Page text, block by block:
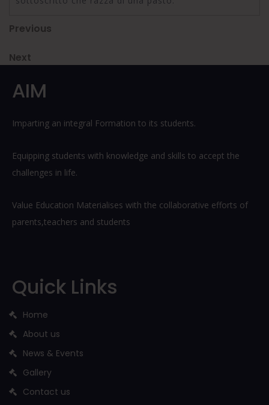
Post
navigation
Previous
Previous
Next
Next
AIM
Imparting an integral Formation to its students.
Equipping students with knowledge and skills to accept the
challenges in life.
Value Education Materialises with the collaborative efforts of
parents,teachers and students
Quick Links
Home
About us
News & Events
Gallery
Contact us